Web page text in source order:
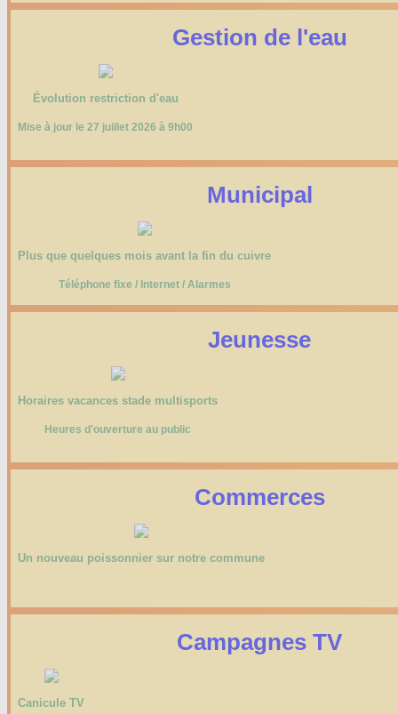
Gestion de l'eau
Évolution restriction d'eau
Mise à jour le 27 juillet 2026 à 9h00
Municipal
Plus que quelques mois avant la fin du cuivre
Téléphone fixe / Internet / Alarmes
Jeunesse
Horaires vacances stade multisports
Heures d'ouverture au public
Commerces
Un nouveau poissonnier sur notre commune
Campagnes TV
Canicule TV